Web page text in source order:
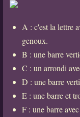
A : c'est la lettre
genoux.
B : une barre
C : un arrondi
D : une barre
E : une barre et
F : une barre